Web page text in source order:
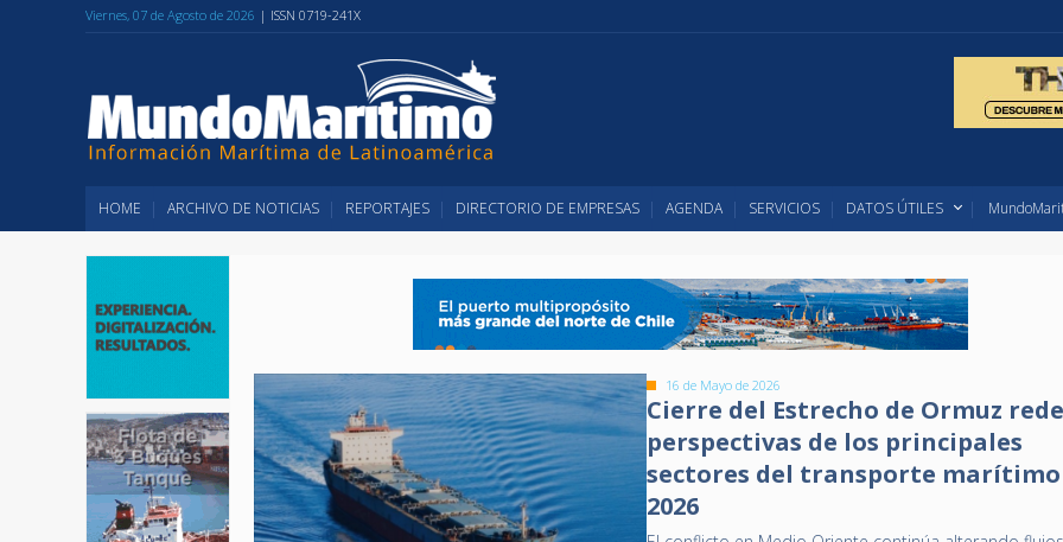
Viernes, 07 de Agosto de 2026 | ISSN 0719-241X
HOME ARCHIVO DE NOTICIAS REPORTAJES DIRECTORIO DE EMPRESAS AGENDA SERVICIOS DATOS ÚTILES
16 de Mayo de 2026
Cierre del Estrecho de Ormuz
perspectivas de los principales
sectores del transporte marítimo
2026